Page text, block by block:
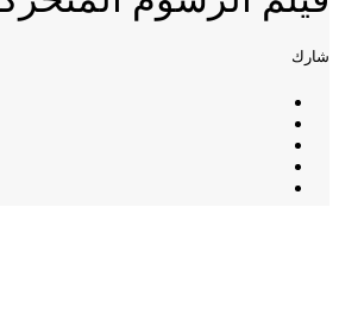
شارك